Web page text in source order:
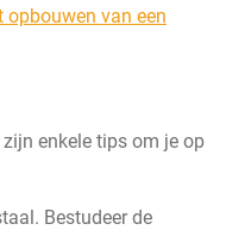
van een
enkele tips om je op
Bestudeer de